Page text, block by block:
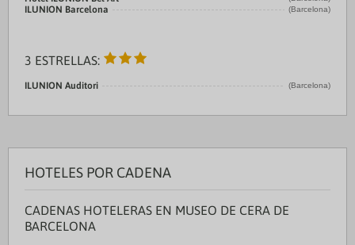
ILUNION Barcelona (Barcelona)
3 ESTRELLAS:
ILUNION Auditori (Barcelona)
HOTELES POR CADENA
CADENAS HOTELERAS EN MUSEO DE CERA DE
BARCELONA